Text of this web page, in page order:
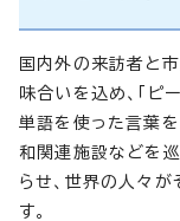
国内外の来訪者と
味合いを込め、「ピ
単語を使った言葉を
和関連施設などを巡
らせ、世界の人々
す。